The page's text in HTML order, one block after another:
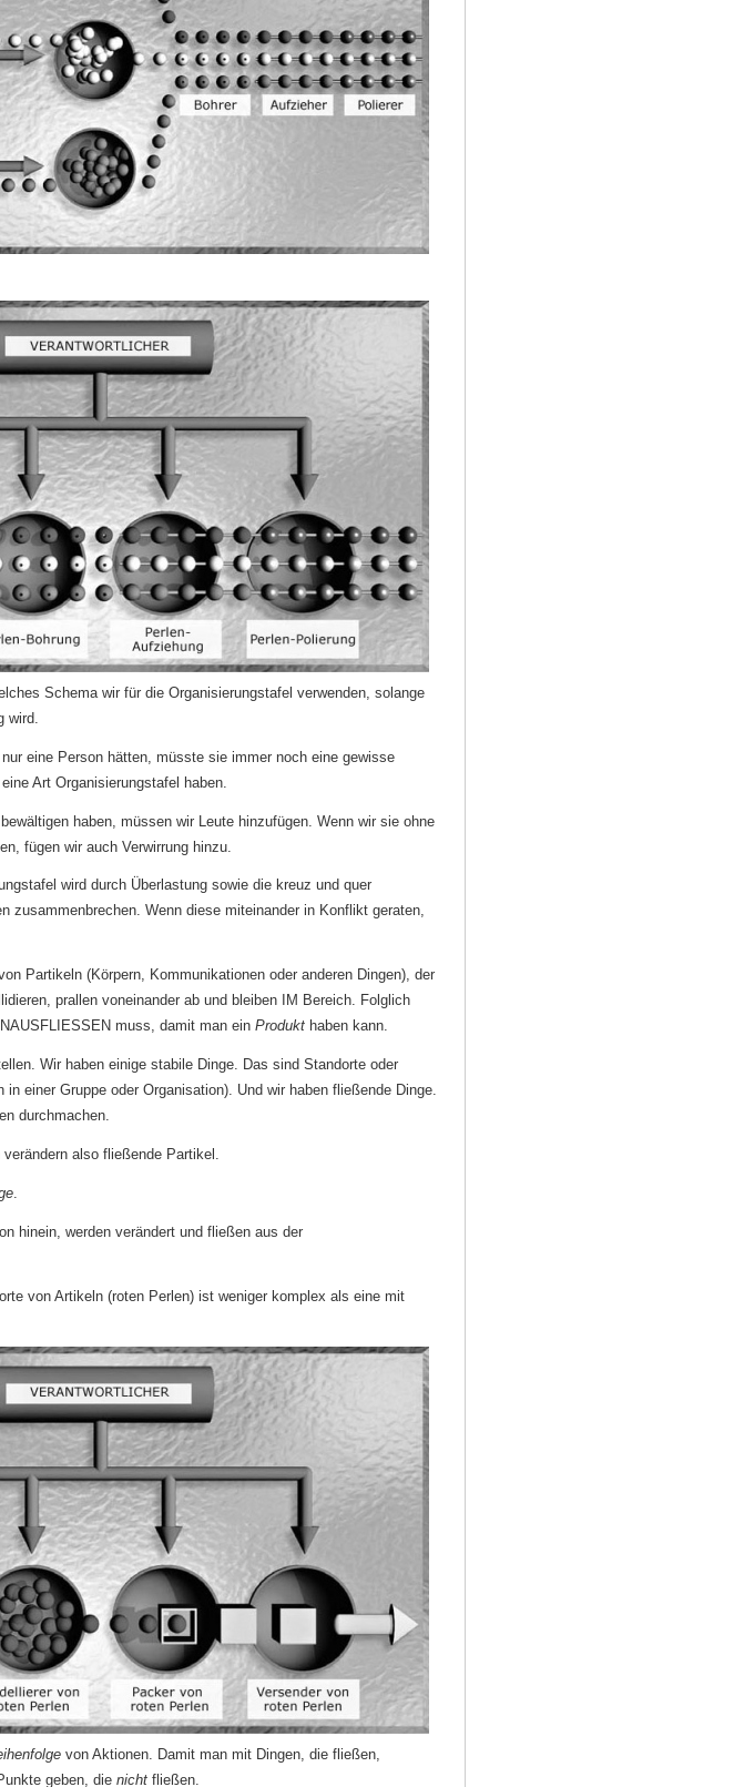
Schema wir für die Organisierungstafel verwenden, solange
wird.
nur eine Person hätten, müsste sie immer noch eine gewisse
Art Organisierungstafel haben.
haben, müssen wir Leute hinzufügen. Wenn wir sie ohne
fügen wir auch Verwirrung hinzu.
wird durch Überlastung sowie die kreuz und quer
zusammenbrechen. Wenn diese miteinander in Konflikt geraten,
Partikeln (Körpern, Kommunikationen oder anderen Dingen), der
prallen voneinander ab und bleiben IM Bereich. Folglich
muss, damit man ein Produkt haben kann.
Wir haben einige stabile Dinge. Das sind Standorte oder
einer Gruppe oder Organisation). Und wir haben fließende Dinge.
durchmachen.
also fließende Partikel.
hinein, werden verändert und fließen aus der
von Artikeln (roten Perlen) ist weniger komplex als eine mit
von Aktionen. Damit man mit Dingen, die fließen,
geben, die nicht fließen.